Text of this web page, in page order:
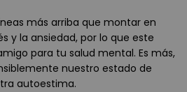
más arriba que montar en
y la ansiedad, por lo que este
para tu salud mental. Es más,
nuestro estado de
autoestima.